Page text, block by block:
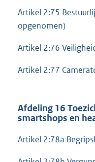
Artikel 2:75
opgenomen)
Artikel 2:76
Artikel 2:77
Afdeling 16
smartshops en
Artikel 2:78a